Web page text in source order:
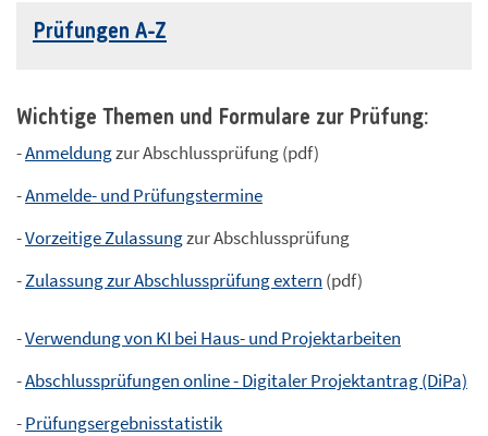
Prüfungen A-Z
Wichtige Themen und Formulare zur Prüfung:
-Anmeldungzur Abschlussprüfung (pdf)
-Anmelde- und Prüfungstermine
-Vorzeitige Zulassungzur Abschlussprüfung
-Zulassung zur Abschlussprüfung extern (pdf)
-Verwendung von KI bei Haus- und Projektarbeiten
-Abschlussprüfungen online - Digitaler Projektantrag (DiPa)
-Prüfungsergebnisstatistik